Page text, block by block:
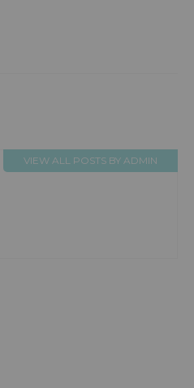
VIEW ALL POSTS BY ADMIN